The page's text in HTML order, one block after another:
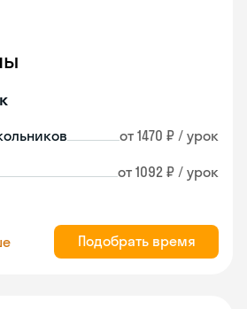
от 1470 ₽ / урок
от 1092 ₽ / урок
Подобрать время